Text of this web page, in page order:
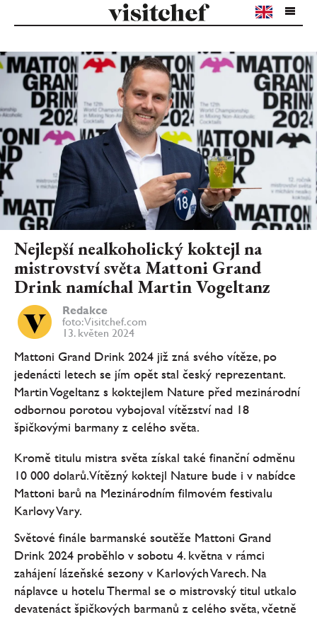
Nejlepší nealkoholický koktejl na
mistrovství světa Mattoni Grand
Drink namíchal Martin Vogeltanz
Redakce
foto: Visitchef.com
13. květen 2024
Mattoni Grand Drink 2024 již zná svého vítěze, po
jedenácti letech se jím opět stal český reprezentant.
Martin Vogeltanz s koktejlem Nature před mezinárodní
odbornou porotou vybojoval vítězství nad 18
špičkovými barmany z celého světa.
Kromě titulu mistra světa získal také finanční odměnu
10 000 dolarů. Vítězný koktejl Nature bude i v nabídce
Mattoni barů na Mezinárodním filmovém festivalu
Karlovy Vary.
Světové finále barmanské soutěže Mattoni Grand
Drink 2024 proběhlo v sobotu 4. května v rámci
zahájení lázeňské sezony v Karlových Varech. Na
náplavce u hotelu Thermal se o mistrovský titul utkalo
devatenáct špičkových barmanů z celého světa, včetně